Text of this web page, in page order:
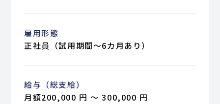
雇用形態
正社員（試用期間～6カ月あり）
給与（総支給）
月額200,000 円 〜 300,000 円